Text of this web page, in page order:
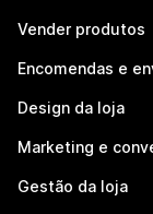
Vender produtos
Encomendas e
Design da loja
Marketing e
Gestão da loja